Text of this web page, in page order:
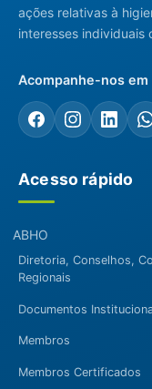
ações relativas à
interesses individuais
Acompanhe-nos
Acesso rápido
ABHO
Diretoria, Conselhos,
Regionais
Documentos
Membros
Membros Certificados